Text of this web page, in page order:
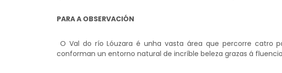
PARA A OBSERVACIÓN
O Val do río Lóuzara é unha vasta área que percorre catro
conforman un entorno natural de incríble beleza grazas á